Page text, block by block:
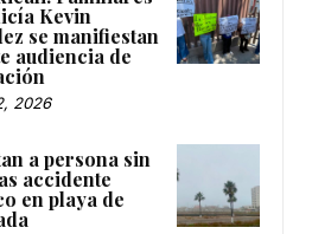
Kevin
se manifiestan
audiencia de
2026
a persona sin
accidente
en playa de